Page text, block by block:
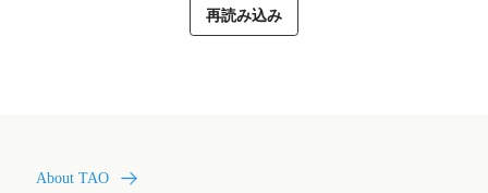
再読み込み
About TAO